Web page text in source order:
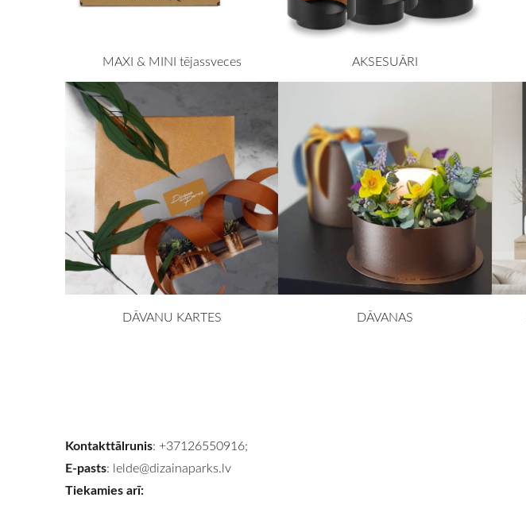
MAXI & MINI tējassveces AKSESUĀRI
DĀVANU KARTES DĀVANAS
Kontakttālrunis: +37126550916;
E-pasts: lelde@dizainaparks.lv
Tiekamies arī: